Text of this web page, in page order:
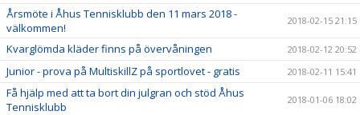
Årsmöte i Åhus Tennisklubb den 11 mars 2018 -
välkommen!
2018-02-15 21:15
Kvarglömda kläder finns på övervåningen 2018-02-12 20:52
Junior - prova på MultiskillZ på sportlovet - gratis 2018-02-11 15:41
Få hjälp med att ta bort din julgran och stöd Åhus
Tennisklubb
2018-01-06 18:02